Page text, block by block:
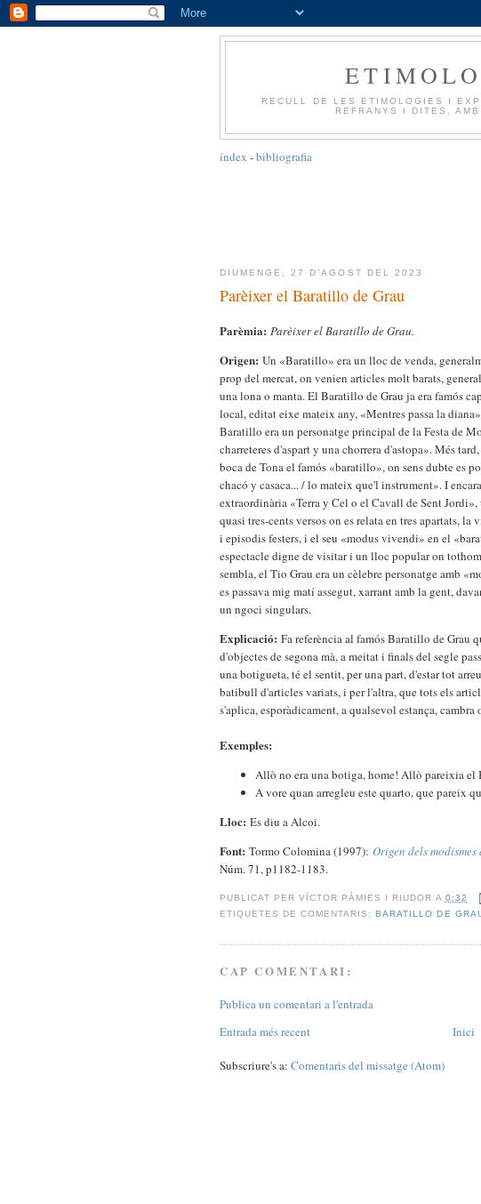
RECULL DE LES ETIMOLOGIES I
REFRANYS I DITES,
índex -bibliografia
DIUMENGE, 27 D’AGOST DEL 2023
Parèixer el Baratillo de Grau
Parèmia: Parèixer el Baratillo de Grau.
Origen: Un «Baratillo» era un lloc de venda,
prop del mercat, on venien articles molt barats,
una lona o manta. El Baratillo de Grau ja era famós
local, editat eixe mateix any, «Mentres passa la
Baratillo era un personatge principal de la Festa de
charreteres d'aspart y una chorrera d'astopa». Més
boca de Tona el famós «baratillo», on sens dubte es
chacó y casaca... / lo mateix que'l instrument». I
extraordinària «Terra y Cel o el Cavall de Sent
quasi tres-cents versos on es relata en tres apartats, la
i episodis festers, i el seu «modus vivendi» en el
espectacle digne de visitar i un lloc popular on
sembla, el Tio Grau era un cèlebre personatge amb
es passava mig matí assegut, xarrant amb la gent,
un ngoci singulars.
Explicació: Fa referència al famós Baratillo de Grau
d'objectes de segona mà, a meitat i finals del segle
una botigueta, té el sentit, per una part, d'estar tot
batibull d'articles variats, i per l'altra, que tots els
s'aplica, esporàdicament, a qualsevol estança,
Exemples:
Allò no era una botiga, home! Allò pareixia el
A vore quan arregleu este quarto, que pareix
Lloc: Es diu a Alcoi.
Font: Tormo Colomina (1997): Origen dels
Núm. 71, p1182-1183.
PUBLICAT PERVÍCTOR PÀMIES I RIUDOR A 0:32
ETIQUETES DE COMENTARIS:BARATILLO DE
CAP COMENTARI:
Publica un comentari a l'entrada
Entrada més recent
Inici
Subscriure's a: Comentaris del missatge (Atom)